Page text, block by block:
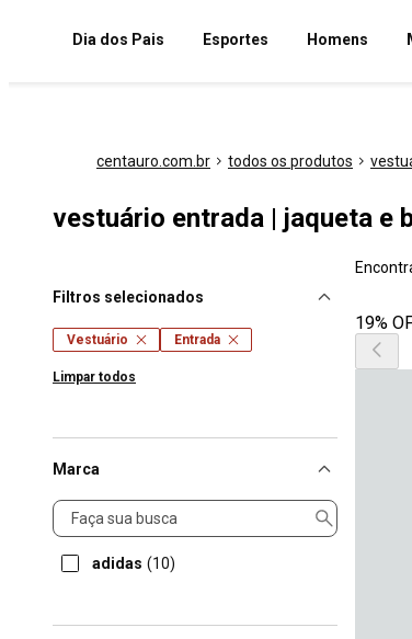
Dia dos Pais Esportes Homens
centauro.com.br todos os produtos
vestuário entrada | jaqueta e
Filtros selecionados
Vestuário Entrada
Limpar todos
Marca
Marca
adidas (10)
19%